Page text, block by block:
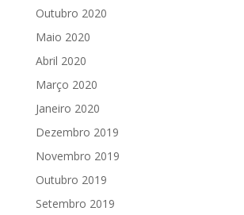
Outubro 2020
Maio 2020
Abril 2020
Março 2020
Janeiro 2020
Dezembro 2019
Novembro 2019
Outubro 2019
Setembro 2019